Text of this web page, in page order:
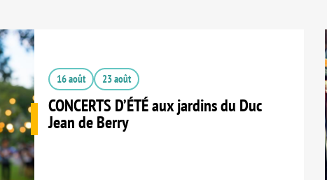
16 août 23 août
CONCERTS D’ÉTÉ aux jardins du Duc
Jean de Berry